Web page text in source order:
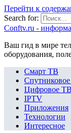
Перейти к
Search for:
Сonftv.ru -
Ваш гид в мире
оборудования,
Смарт ТВ
Цифровое ТВ
IPTV
Приложения
Технологии
Интересное